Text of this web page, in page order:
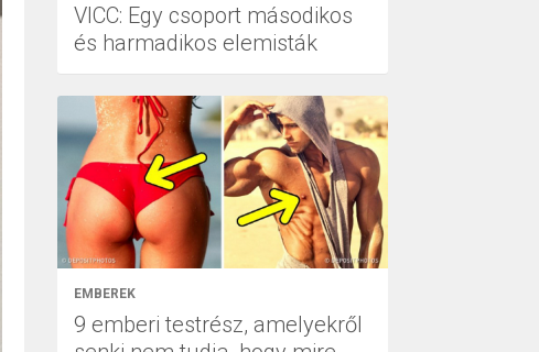
VICC: Egy csoport másodikos
és harmadikos elemisták
EMBEREK
9 emberi testrész, amelyekről